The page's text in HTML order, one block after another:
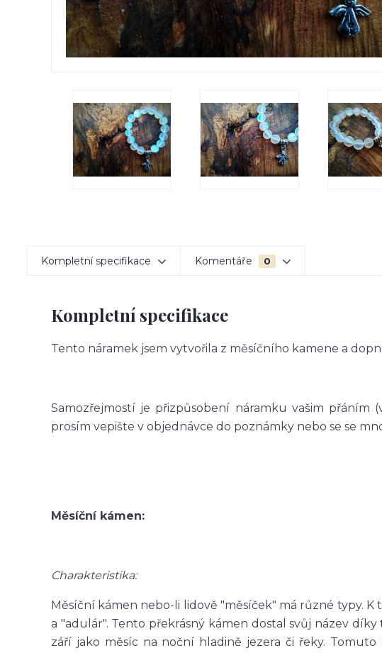
Kompletní specifikace Komentáře 0
Kompletní specifikace
Tento náramek jsem vytvořila z měsíčního kamene a
Samozřejmostí je přizpůsobení náramku vašim přáním
prosím vepište v objednávce do poznámky nebo se se
Měsíční kámen:
Charakteristika:
Měsíční kámen nebo-li lidově "měsíček" má různé typy.
a "adulár". Tento překrásný kámen dostal svůj název
září jako měsíc na noční hladině jezera či řeky.